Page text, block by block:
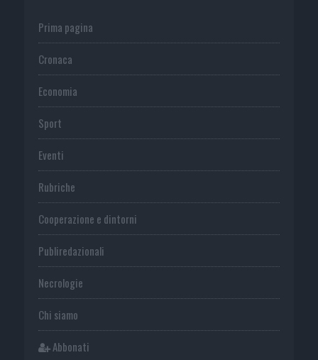
Prima pagina
Cronaca
Economia
Sport
Eventi
Rubriche
Cooperazione e dintorni
Publiredazionali
Necrologie
Chi siamo
Abbonati